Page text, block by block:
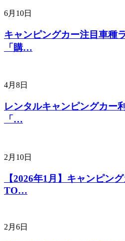
6月10日
キャンピングカー注目車種
「購…
4月8日
レンタルキャンピングカー
「…
2月10日
【2026年1月】キャンピン
TO…
2月6日